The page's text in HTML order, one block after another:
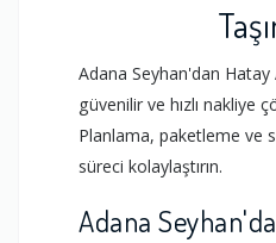
Adana Seyhan'dan Hatay
güvenilir ve hızlı nakliye
Planlama, paketleme ve
süreci kolaylaştırın.
Adana